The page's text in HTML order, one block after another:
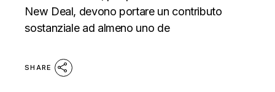
New Deal, devono portare un contributo
sostanziale ad almeno uno de
SHARE